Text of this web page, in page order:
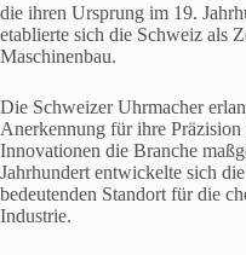
die ihren Ursprung im 19.
etablierte sich die Schweiz als
Maschinenbau.
Die Schweizer Uhrmacher
Anerkennung für ihre
Innovationen die Branche
Jahrhundert entwickelte sich
bedeutenden Standort für die
Industrie.